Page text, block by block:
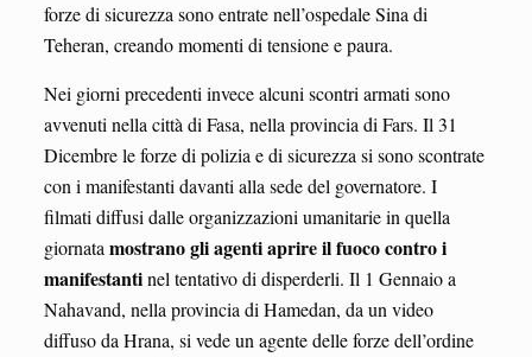
forze di sicurezza sono entrate nell’ospedale Sina di
Teheran, creando momenti di tensione e paura.
Nei giorni precedenti invece alcuni scontri armati sono
avvenuti nella città di Fasa, nella provincia di Fars. Il 31
Dicembre le forze di polizia e di sicurezza si sono scontrate
con i manifestanti davanti alla sede del governatore. I
filmati diffusi dalle organizzazioni umanitarie in quella
giornatamostrano gli agenti aprire il fuoco contro i
manifestantinel tentativo di disperderli. Il 1 Gennaio a
Nahavand, nella provincia di Hamedan, da un video
diffuso da Hrana, si vede un agente delle forze dell’ordine